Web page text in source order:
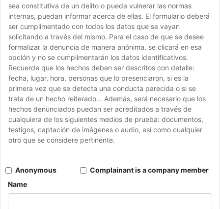
sea constitutiva de un delito o pueda vulnerar las normas
internas, puedan informar acerca de ellas. El formulario deberá
ser cumplimentado con todos los datos que se vayan
solicitando a través del mismo. Para el caso de que se desee
formalizar la denuncia de manera anónima, se clicará en esa
opción y no se cumplimentarán los datos identificativos.
Recuerde que los hechos deben ser descritos con detalle:
fecha, lugar, hora, personas que lo presenciaron, si es la
primera vez que se detecta una conducta parecida o si se
trata de un hecho reiterado… Además, será necesario que los
hechos denunciados puedan ser acreditados a través de
cualquiera de los siguientes medios de prueba: documentos,
testigos, captación de imágenes o audio, así como cualquier
otro que se considere pertinente.
Anonymous
Complainant is a company member
Name